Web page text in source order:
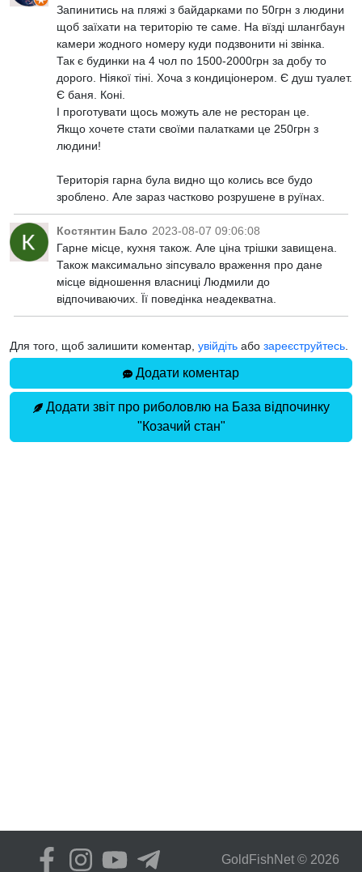
Запинитись на пляжі з байдарками по 50грн з людини
щоб заїхати на територію те саме. На вїзді шлангбаун
камери жодного номеру куди подзвонити ні звінка.
Так є будинки на 4 чол по 1500-2000грн за добу то
дорого. Ніякої тіні. Хоча з кондиціонером. Є душ туалет.
Є баня. Коні.
І проготувати щось можуть але не ресторан це.
Якщо хочете стати своїми палатками це 250грн з
людини!
Територія гарна була видно що колись все будо
зроблено. Але зараз частково розрушене в руїнах.
Костянтин Бало 2023-08-07 09:06:08
Гарне місце, кухня також. Але ціна трішки завищена.
Також максимально зіпсувало враження про дане
місце відношення власниці Людмили до
відпочиваючих. Її поведінка неадекватна.
Для того, щоб залишити коментар, увійдіть або зареєструйтесь
Додати коментар
Додати звіт про риболовлю на База відпочинку
"Козачий стан"
GoldFіshNet © 2026